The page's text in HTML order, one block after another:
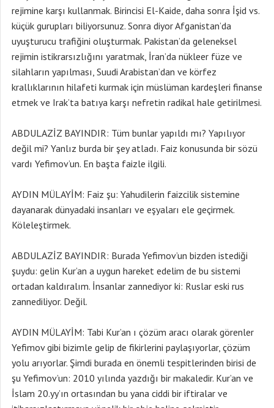
rejimine karşı kullanmak. Birincisi El-Kaide, daha sonra İşid vs.
küçük gurupları biliyorsunuz. Sonra diyor Afganistan’da
uyuşturucu trafiğini oluşturmak. Pakistan’da geleneksel
rejimin istikrarsızlığını yaratmak, İran’da nükleer füze ve
silahların yapılması, Suudi Arabistan’dan ve körfez
krallıklarının hilafeti kurmak için müslüman kardeşleri finanse
etmek ve Irak’ta batıya karşı nefretin radikal hale getirilmesi.
ABDULAZİZ BAYINDIR: Tüm bunlar yapıldı mı? Yapılıyor
değil mi? Yanlız burda bir şey atladı. Faiz konusunda bir sözü
vardı Yefimov’un. En başta faizle ilgili.
AYDIN MÜLAYİM: Faiz şu: Yahudilerin faizcilik sistemine
dayanarak dünyadaki insanları ve eşyaları ele geçirmek.
Köleleştirmek.
ABDULAZİZ BAYINDIR: Burada Yefimov’un bizden istediği
şuydu: gelin Kur’an a uygun hareket edelim de bu sistemi
ortadan kaldıralım. İnsanlar zannediyor ki: Ruslar eski rus
zannediliyor. Değil.
AYDIN MÜLAYİM: Tabi Kur’an ı çözüm aracı olarak görenler
Yefimov gibi bizimle gelip de fikirlerini paylaşıyorlar, çözüm
yolu arıyorlar. Şimdi burada en önemli tespitlerinden birisi de
şu Yefimov’un: 2010 yılında yazdığı bir makaledir. Kur’an ve
İslam 20.yy’ın ortasından bu yana ciddi bir iftiralar ve